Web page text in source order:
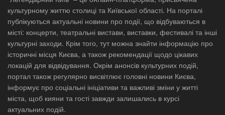
культурному життю столиці та Київської області. На порталі
публікуються актуальні новини про події, що відбуваються в
місті: концерти, театральні вистави, виставки, фестивалі та інші
культурні заходи. Крім того, тут можна знайти інформацію про
історичні місця Києва, а також рекомендації щодо цікавих
локацій для відвідування. Окрім анонсів культурних подій,
портал також регулярно висвітлює головні новини Києва,
інформує про соціальні ініціативи та важливі зміни у житті
міста, щоб кияни та гості завжди залишались в курсі
актуальних подій.